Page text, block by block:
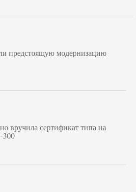
предстоящую модернизацию
вручила сертификат типа на
300